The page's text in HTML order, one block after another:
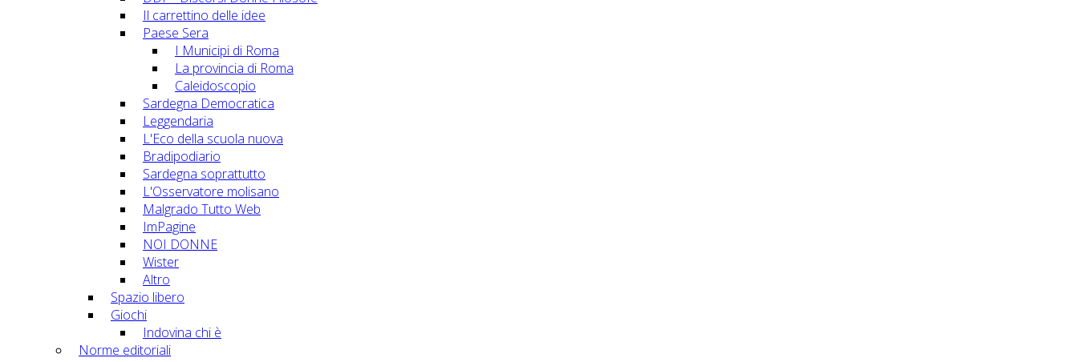
Il carrettino delle idee
Paese Sera
I Municipi di Roma
La provincia di Roma
Caleidoscopio
Sardegna Democratica
Leggendaria
L'Eco della scuola nuova
Bradipodiario
Sardegna soprattutto
L'Osservatore molisano
Malgrado Tutto Web
ImPagine
NOI DONNE
Wister
Altro
Spazio libero
Giochi
Indovina chi è
Norme editoriali